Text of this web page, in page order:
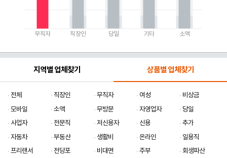
무직자 직장인 당일 기타 소액
지역별 업체찾기 상품별 업체찾기
전체 직장인 무직자 여성
비상금
모바일
소액 무방문 자영업자
당일
사업자
전문직 저신용자 신용
추가
자동차
부동산 생활비 온라인
일용직
프리랜서
전당포 비대면 주부
회생파산